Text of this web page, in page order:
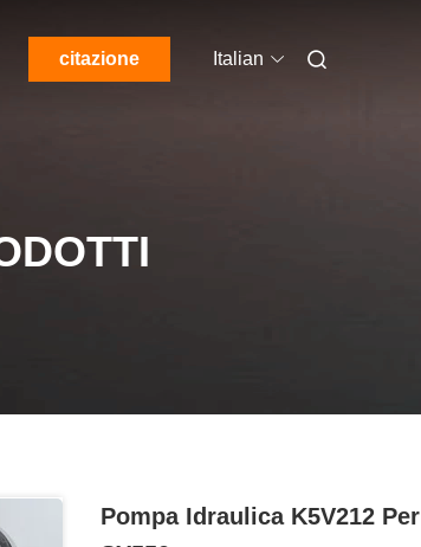
citazione Italian
Pompa Idraulica K5V212